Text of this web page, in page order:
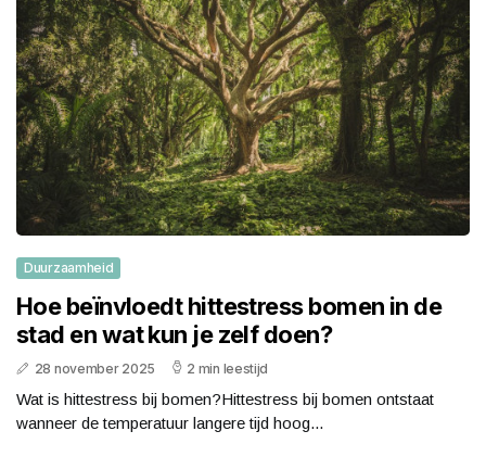
Duurzaamheid
Hoe beïnvloedt hittestress bomen in de
stad en wat kun je zelf doen?
28 november 2025 2 min leestijd
Wat is hittestress bij bomen?Hittestress bij bomen ontstaat
wanneer de temperatuur langere tijd hoog...